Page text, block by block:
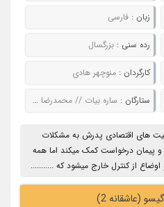
زبان : فارسی
رده سنی : بزرگسال
کارگردان : منوچهر هادی
ستارگان : ساره بیات // محمدرضا // هومن سیدی // حسین یاری // هانیه توسلی
های اقتصادی پدرش به مشکلات
و پیمان درخواست کمک میکند اما همه
از کنترل خارج میشود که ...........
(عاشقانه 2)